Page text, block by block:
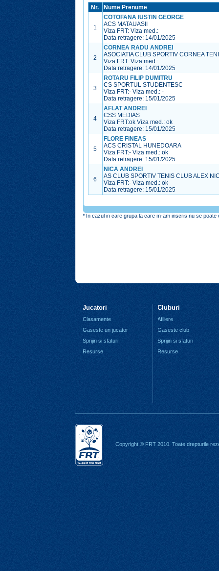
Nr. Nume Prenume
1
COTOFANA IUSTIN GEORGE
ACS MATAUASII
Viza FRT: Viza med.:
Data retragere: 14/01/2025
2
CORNEA RADU ANDREI
ASOCIATIA CLUB SPORTIV CORNEA
Viza FRT: Viza med.:
Data retragere: 14/01/2025
3
ROTARU FILIP DUMITRU
CS SPORTUL STUDENTESC
Viza FRT:- Viza med.:-
Data retragere: 15/01/2025
4
AFLAT ANDREI
CSS MEDIAS
Viza FRT:ok Viza med.:ok
Data retragere: 15/01/2025
5
FLORE FINEAS
ACS CRISTAL HUNEDOARA
Viza FRT:- Viza med.:ok
Data retragere: 15/01/2025
6
NICA ANDREI
AS CLUB SPORTIV TENIS CLUB ALEX
Viza FRT:- Viza med.:ok
Data retragere: 15/01/2025
* In cazul in care grupa la care m-am inscris nu se poate
Jucatori
Clasamente
Gaseste un jucator
Sprijin si sfaturi
Resurse
Cluburi
Afiliere
Gaseste club
Sprijin si sfaturi
Resurse
Copyright © FRT 2010. Toate drepturile